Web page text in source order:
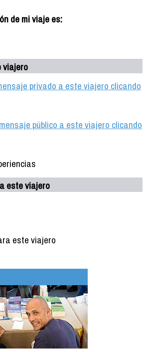
de mi viaje es:
viajero
privado a este viajero clicando
público a este viajero clicando
este viajero
este viajero